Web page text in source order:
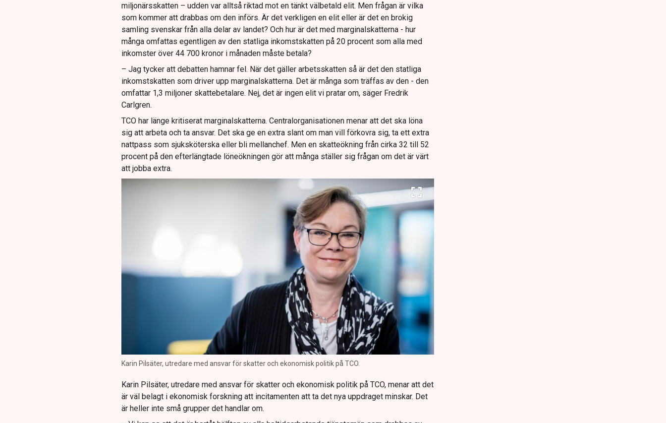
miljonärsskatten – udden var alltså riktad mot en tänkt välbetald elit. Men frågan är vilka
som kommer att drabbas om den införs. Är det verkligen en elit eller är det en brokig
samling svenskar från alla delar av landet? Och hur är det med marginalskatterna - hur
många omfattas egentligen av den statliga inkomstskatten på 20 procent som alla med
inkomster över 44 700 kronor i månaden måste betala?
– Jag tycker att debatten hamnar fel. När det gäller arbetsskatten så är det den statliga
inkomstskatten som driver upp marginalskatterna. Det är många som träffas av den - den
omfattar 1,3 miljoner skattebetalare. Nej, det är ingen elit vi pratar om, säger Fredrik
Carlgren.
TCO har länge kritiserat marginalskatterna. Centralorganisationen menar att det ska löna
sig att arbeta och ta ansvar. Det ska ge en extra slant om man vill förkovra sig, ta ett extra
nattpass som sjuksköterska eller bli mellanchef. Men en skatteökning från cirka 32 till 52
procent på den efterlängtade löneökningen gör att många ställer sig frågan om det är värt
att jobba extra.
Karin Pilsäter, utredare med ansvar för skatter och ekonomisk politik på TCO.
Karin Pilsäter, utredare med ansvar för skatter och ekonomisk politik på TCO, menar att det
är väl belagt i ekonomisk forskning att incitamenten att ta det nya uppdraget minskar. Det
är heller inte små grupper det handlar om.